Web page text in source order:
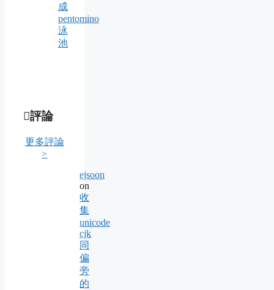
成
pentomino
泳
池
評論
更多評論
>
ejsoon
on
收
集
unicode
cjk
同
偏
旁
的